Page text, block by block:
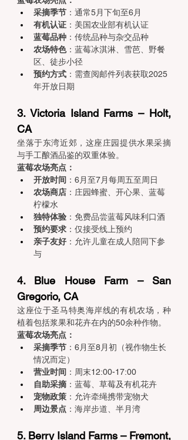
采摘季节 ：通常5月下旬至6月
有机认证 ：美国农业部有机认证
蓝莓品种 ：传统品种与杂交品种
农场特色：蓝莓冰淇淋、雪芭、野餐
区、徒步小径
预约方式 ：需查阅邮件列表获取2025
年开放日期
3. Victoria Island Farms – Holt,
CA
坐落于东湾近郊，这座庄园提供水果采摘
与手工酿酒品鉴的双重体验。
蓝莓农场亮点：
开放时间 ：6月至7月每周五至周日
农场商店 ：庄园蜂蜜、开心果、蓝莓
柠檬水
独特体验 ：免费品尝蓝莓风味利口酒
预约要求 ：仅接受线上预约
亲子友好 ：允许儿童在成人陪同下参
与
4. Blue House Farm – San
Gregorio, CA
这座位于圣马特奥海岸线的有机农场，种
植着包括浆果和花卉在内的50余种作物。
蓝莓农场亮点：
采摘季节 ：6月至8月初（视作物生长
情况而定）
营业时间 ：周末12:00-17:00
自助采摘 ：蓝莓、草莓及有机花卉
宠物政策 ：允许牵绳携带宠物犬
周边景点 ：海岸步道、半月湾
5. Berry Island Farms – Fremont,